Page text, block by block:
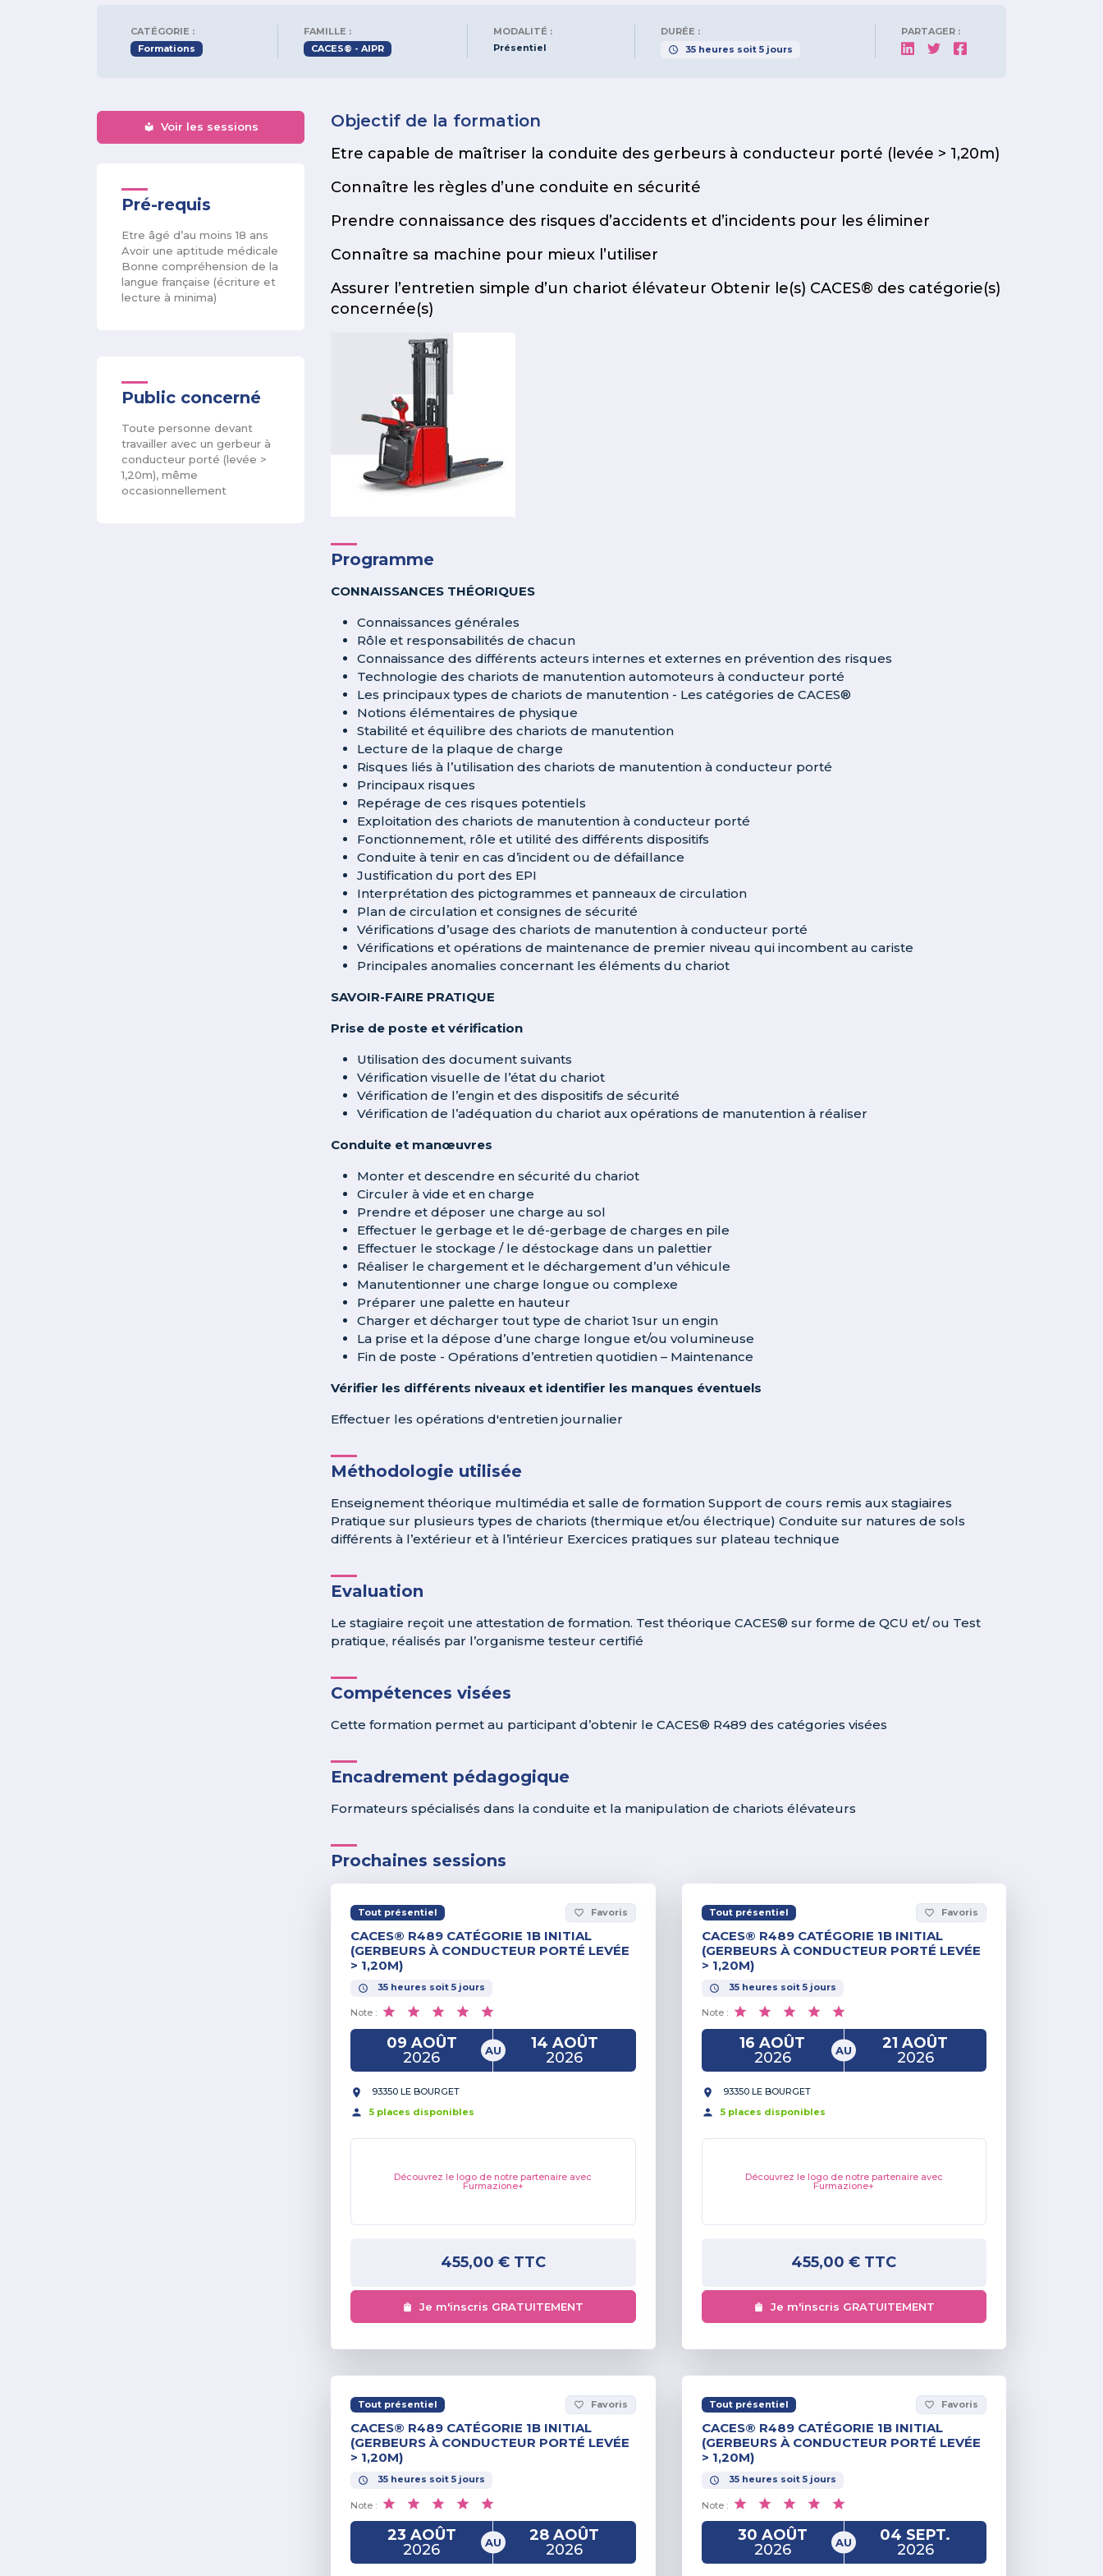
CATÉGORIE :
Formations
FAMILLE :
CACES® - AIPR
MODALITÉ :
Présentiel
DURÉE :
35heures soit 5jours
PARTAGER :
Voir les sessions
Pré-requis
Etre âgé d’au moins 18 ans
Avoir une aptitude médicale
Bonne compréhension de la
langue française (écriture et
lecture à minima)
Public concerné
Toute personne devant
travailler avec un gerbeur à
conducteur porté (levée >
1,20m), même
occasionnellement
Objectif de la formation
Etre capable de maîtriser la conduite des gerbeurs à conducteur porté (levée > 1,20m)
Connaître les règles d’une conduite en sécurité
Prendre connaissance des risques d’accidents et d’incidents pour les éliminer
Connaître sa machine pour mieux l’utiliser
Assurer l’entretien simple d’un chariot élévateur Obtenir le(s) CACES® des catégorie(s)
concernée(s)
Programme
CONNAISSANCES THÉORIQUES
Connaissances générales
Rôle et responsabilités de chacun
Connaissance des différents acteurs internes et externes en prévention des risques
Technologie des chariots de manutention automoteurs à conducteur porté
Les principaux types de chariots de manutention - Les catégories de CACES®
Notions élémentaires de physique
Stabilité et équilibre des chariots de manutention
Lecture de la plaque de charge
Risques liés à l’utilisation des chariots de manutention à conducteur porté
Principaux risques
Repérage de ces risques potentiels
Exploitation des chariots de manutention à conducteur porté
Fonctionnement, rôle et utilité des différents dispositifs
Conduite à tenir en cas d’incident ou de défaillance
Justification du port des EPI
Interprétation des pictogrammes et panneaux de circulation
Plan de circulation et consignes de sécurité
Vérifications d’usage des chariots de manutention à conducteur porté
Vérifications et opérations de maintenance de premier niveau qui incombent au cariste
Principales anomalies concernant les éléments du chariot
SAVOIR-FAIRE PRATIQUE
Prise de poste et vérification
Utilisation des document suivants
Vérification visuelle de l’état du chariot
Vérification de l’engin et des dispositifs de sécurité
Vérification de l’adéquation du chariot aux opérations de manutention à réaliser
Conduite et manœuvres
Monter et descendre en sécurité du chariot
Circuler à vide et en charge
Prendre et déposer une charge au sol
Effectuer le gerbage et le dé-gerbage de charges en pile
Effectuer le stockage / le déstockage dans un palettier
Réaliser le chargement et le déchargement d’un véhicule
Manutentionner une charge longue ou complexe
Préparer une palette en hauteur
Charger et décharger tout type de chariot 1sur un engin
La prise et la dépose d’une charge longue et/ou volumineuse
Fin de poste - Opérations d’entretien quotidien – Maintenance
Vérifier les différents niveaux et identifier les manques éventuels
Effectuer les opérations d'entretien journalier
Méthodologie utilisée
Enseignement théorique multimédia et salle de formation Support de cours remis aux stagiaires
Pratique sur plusieurs types de chariots (thermique et/ou électrique) Conduite sur natures de sols
différents à l’extérieur et à l’intérieur Exercices pratiques sur plateau technique
Evaluation
Le stagiaire reçoit une attestation de formation. Test théorique CACES® sur forme de QCU et/ ou Test
pratique, réalisés par l’organisme testeur certifié
Compétences visées
Cette formation permet au participant d’obtenir le CACES® R489 des catégories visées
Encadrement pédagogique
Formateurs spécialisés dans la conduite et la manipulation de chariots élévateurs
Prochaines sessions
Tout présentiel favorite_border Favoris
CACES® R489 CATÉGORIE 1B INITIAL
(GERBEURS À CONDUCTEUR PORTÉ LEVÉE
> 1,20M)
35 heures soit 5 jours
Note :
09 AOÛT
2026
AU
14 AOÛT
2026
93350 LE BOURGET
5 places disponibles
Découvrez le logo de notre partenaire avec
Furmazione+
455,00 €TTC
Je m'inscris GRATUITEMENT
Tout présentiel favorite_border Favoris
CACES® R489 CATÉGORIE 1B INITIAL
(GERBEURS À CONDUCTEUR PORTÉ LEVÉE
> 1,20M)
35heures soit 5jours
Note :
16 AOÛT
2026
AU
21 AOÛT
2026
93350 LE BOURGET
5places disponibles
Découvrez le logo de notre partenaire avec
Furmazione+
455,00 € TTC
Je m'inscris GRATUITEMENT
Tout présentiel favorite_border Favoris
CACES® R489 CATÉGORIE 1B INITIAL
(GERBEURS À CONDUCTEUR PORTÉ LEVÉE
> 1,20M)
35 heures soit 5 jours
Note :
23 AOÛT
2026
AU
28 AOÛT
2026
Tout présentiel favorite_border Favoris
CACES® R489 CATÉGORIE 1B INITIAL
(GERBEURS À CONDUCTEUR PORTÉ LEVÉE
> 1,20M)
35heures soit 5jours
Note :
30 AOÛT
2026
AU
04 SEPT.
2026